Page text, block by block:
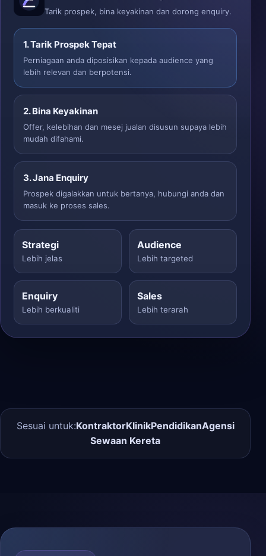
Tarik prospek, bina keyakinan dan dorong enquiry.
1. Tarik Prospek Tepat
Perniagaan anda diposisikan kepada audience yang
lebih relevan dan berpotensi.
2. Bina Keyakinan
Offer, kelebihan dan mesej jualan disusun supaya lebih
mudah difahami.
3. Jana Enquiry
Prospek digalakkan untuk bertanya, hubungi anda dan
masuk ke proses sales.
Strategi
Lebih jelas
Audience
Lebih targeted
Enquiry
Lebih berkualiti
Sales
Lebih terarah
Sesuai untuk:KontraktorKlinikPendidikanAgensi
Sewaan Kereta